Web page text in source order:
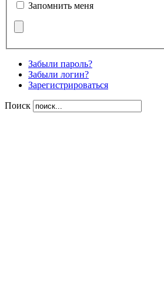
Запомнить меня
Забыли пароль?
Забыли логин?
Зарегистрироваться
Поиск